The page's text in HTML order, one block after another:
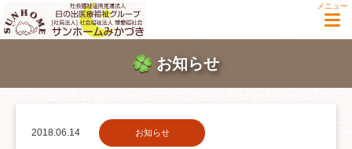
メニュー
お知らせ
2018.06.14 お知らせ